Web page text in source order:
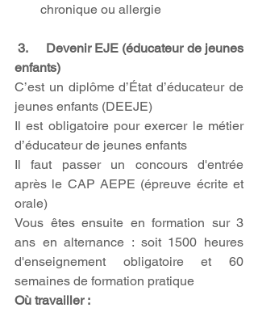
chronique ou allergie
3.     Devenir EJE (éducateur de jeunes
enfants)
C’est un diplôme d’État d’éducateur de
jeunes enfants (DEEJE)
Il est obligatoire pour exercer le métier
d’éducateur de jeunes enfants
Il faut passer un concours d'entrée
après le CAP AEPE (épreuve écrite et
orale)
Vous êtes ensuite en formation sur 3
ans en alternance : soit 1500 heures
d'enseignement obligatoire et 60
semaines de formation pratique
Où travailler :